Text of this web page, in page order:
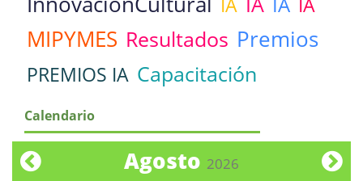
MIPYMES Resultados Premios
PREMIOS IA Capacitación
Calendario
Agosto 2026